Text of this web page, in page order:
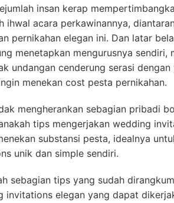
insan kerap
ihwal acara perkawinannya,
pernikahan elegan ini. Dan latar
menetapkan mengurusnya sendiri,
undangan cenderung serasi
menekan cost pesta pernikahan.
mengherankan sebagian pribadi
tips mengerjakan wedding
substansi pesta, idealnya
unik dan simple sendiri.
sebagian tips yang sudah
invitations elegan yang dapat